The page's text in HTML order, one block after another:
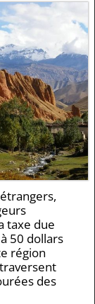
taxe due
50 dollars
région
des